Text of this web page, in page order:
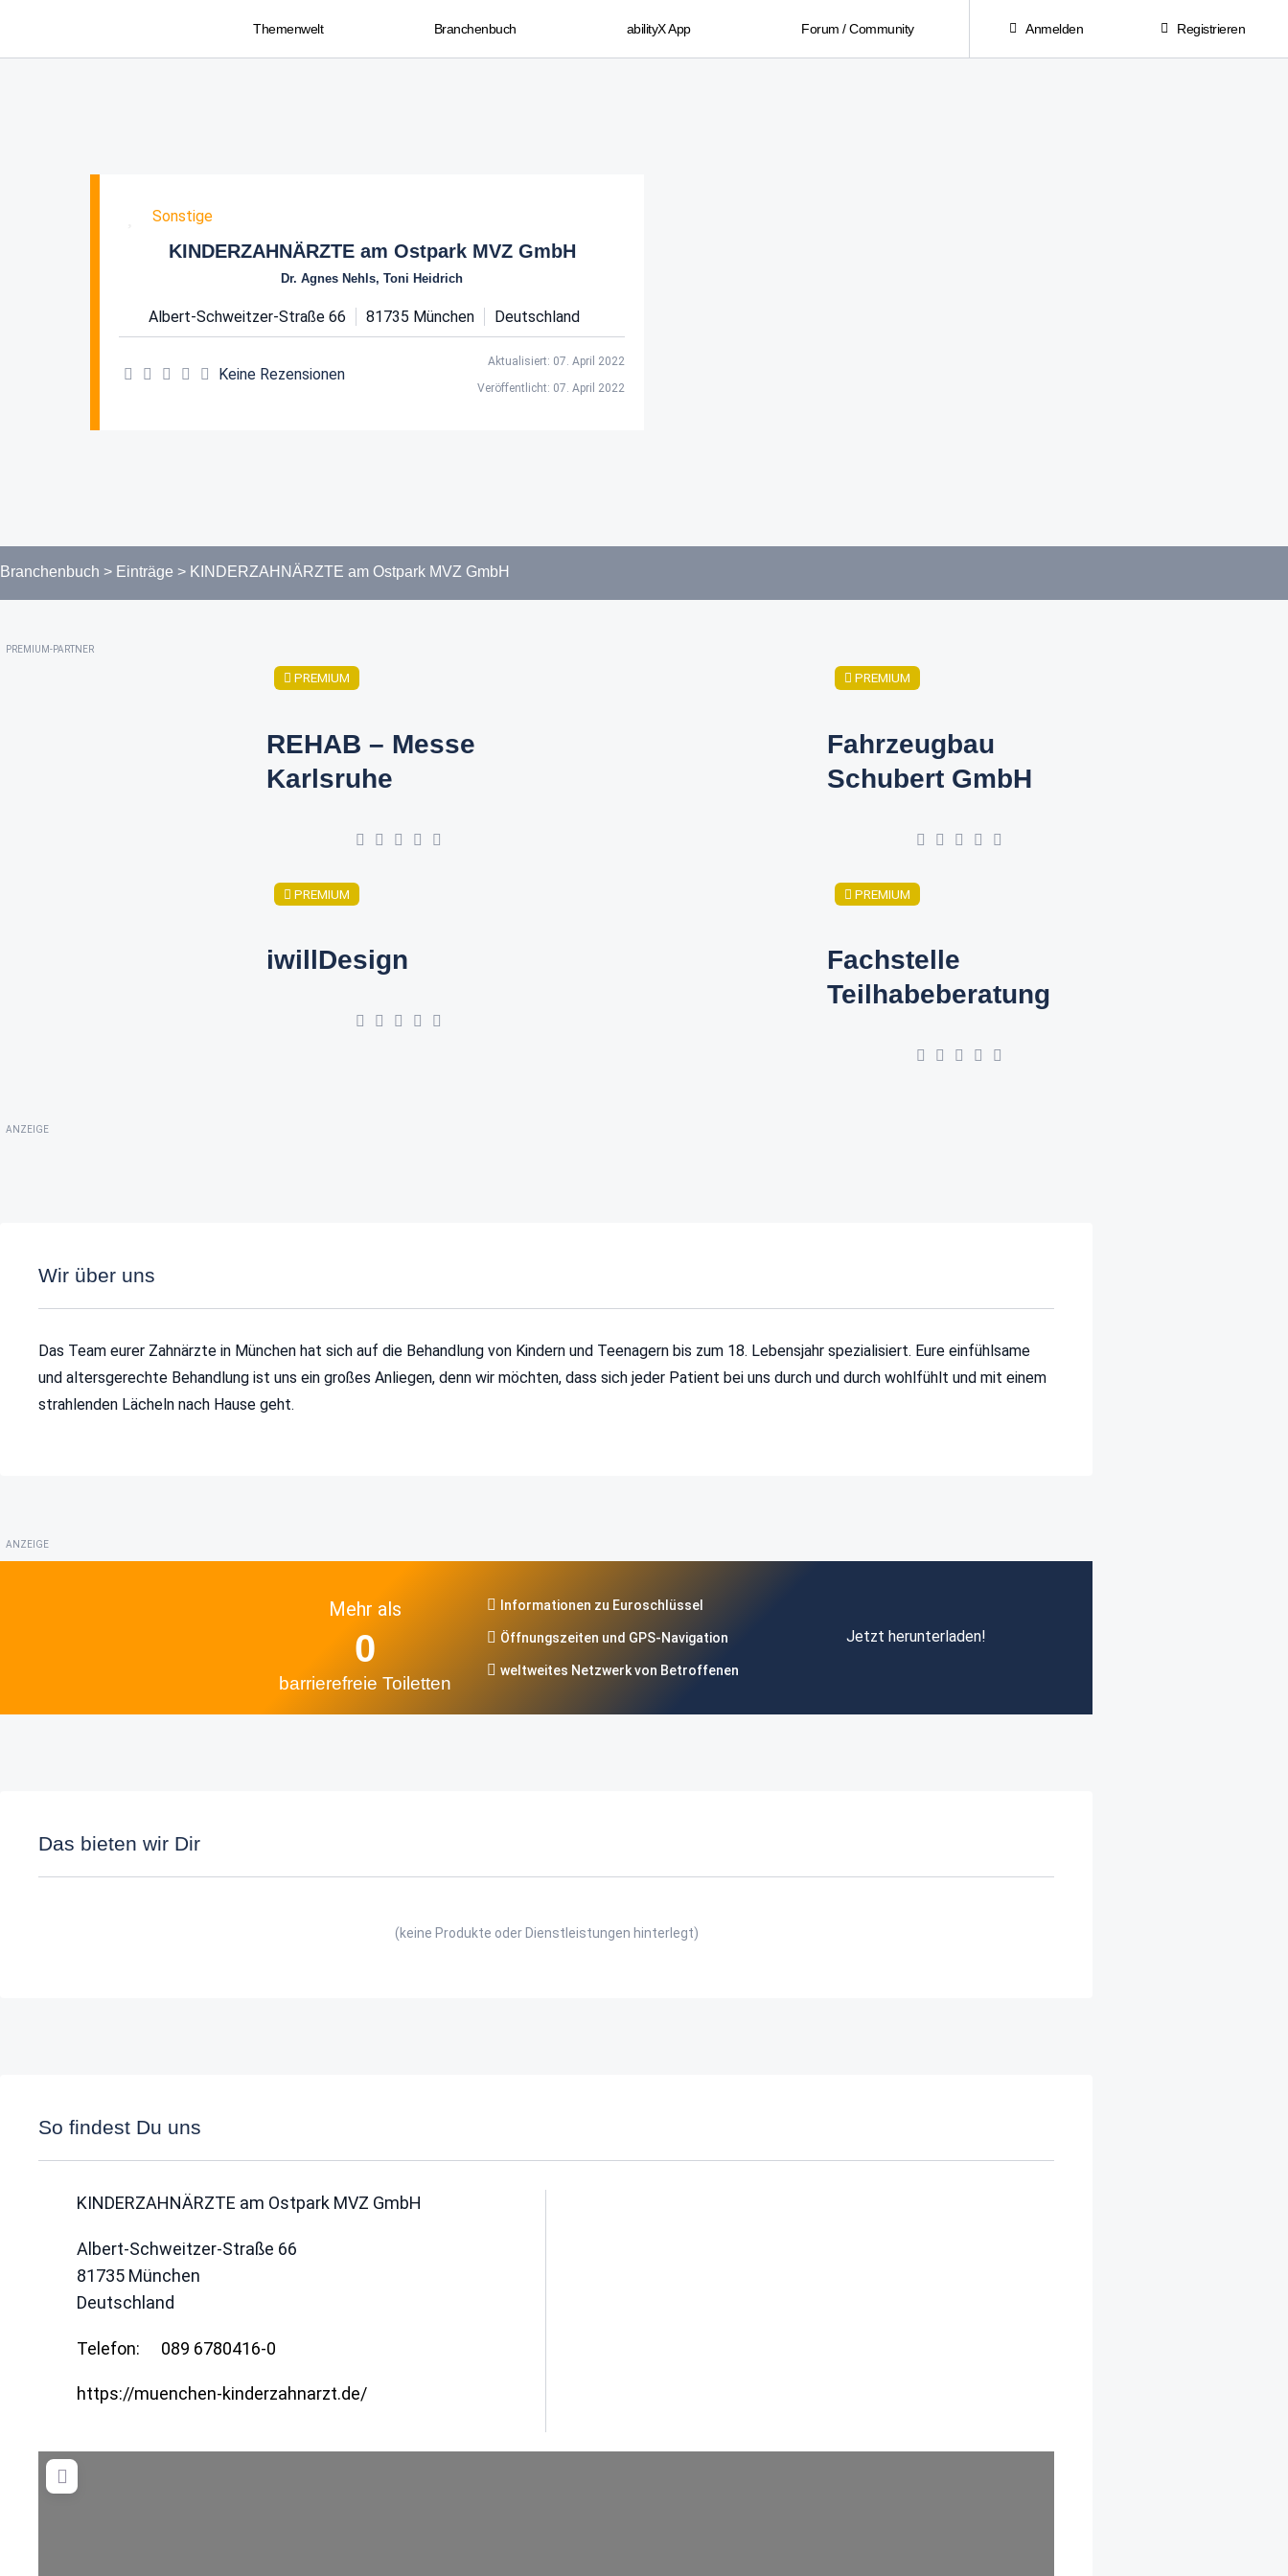
Themenwelt Branchenbuch abilityX App Forum / Community Anmelden Registrieren
Favorit
Sonstige
KINDERZAHNÄRZTE am Ostpark MVZ GmbH
Dr. Agnes Nehls, Toni Heidrich
Albert-Schweitzer-Straße 66 81735 München Deutschland
Keine Rezensionen
Aktualisiert: 07. April 2022
Veröffentlicht: 07. April 2022
Branchenbuch > Einträge > KINDERZAHNÄRZTE am Ostpark MVZ GmbH
PREMIUM-PARTNER
PREMIUM
REHAB – Messe
Karlsruhe
PREMIUM
Fahrzeugbau
Schubert GmbH
PREMIUM
iwillDesign
PREMIUM
Fachstelle
Teilhabeberatung
ANZEIGE
Wir über uns
Das Team eurer Zahnärzte in München hat sich auf die Behandlung von Kindern und Teenagern bis zum 18. Lebensjahr spezialisiert. Eure einfühlsame
und altersgerechte Behandlung ist uns ein großes Anliegen, denn wir möchten, dass sich jeder Patient bei uns durch und durch wohlfühlt und mit einem
strahlenden Lächeln nach Hause geht.
ANZEIGE
Mehr als
barrierefreie Toiletten
0
Informationen zu Euroschlüssel
Öffnungszeiten und GPS-Navigation
weltweites Netzwerk von Betroffenen
Jetzt herunterladen!
Das bieten wir Dir
(keine Produkte oder Dienstleistungen hinterlegt)
So findest Du uns
KINDERZAHNÄRZTE am Ostpark MVZ GmbH
Albert-Schweitzer-Straße 66
81735 München
Deutschland
Telefon: 089 6780416-0
https://muenchen-kinderzahnarzt.de/